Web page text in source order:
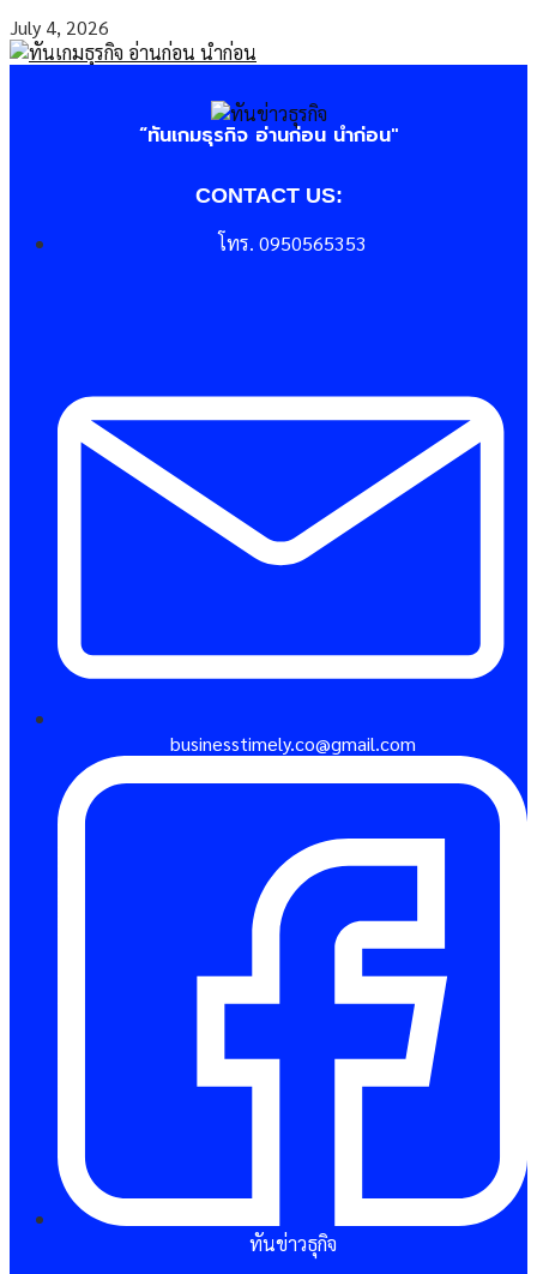
July 4, 2026
“ทันเกมธุรกิจ อ่านก่อน นำก่อน"
CONTACT US:
โทร. 0950565353
businesstimely.co@gmail.com
ทันข่าวธุกิจ